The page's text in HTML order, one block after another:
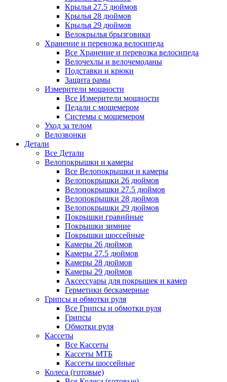
Крылья 27.5 дюймов
Крылья 28 дюймов
Крылья 29 дюймов
Велокрылья брызговики
Хранение и перевозка велосипеда
Все Хранение и перевозка велосипеда
Велочехлы и велочемоданы
Подставки и крюки
Защита рамы
Измерители мощности
Все Измерители мощности
Педали с мощемером
Системы с мощемером
Уход за телом
Велозвонки
Детали
Все Детали
Велопокрышки и камеры
Все Велопокрышки и камеры
Велопокрышки 26 дюймов
Велопокрышки 27.5 дюймов
Велопокрышки 28 дюймов
Велопокрышки 29 дюймов
Покрышки гравийные
Покрышки зимние
Покрышки шоссейные
Камеры 26 дюймов
Камеры 27.5 дюймов
Камеры 28 дюймов
Камеры 29 дюймов
Аксессуары для покрышек и камер
Герметики бескамерные
Грипсы и обмотки руля
Все Грипсы и обмотки руля
Грипсы
Обмотки руля
Кассеты
Все Кассеты
Кассеты МТБ
Кассеты шоссейные
Колеса (готовые)